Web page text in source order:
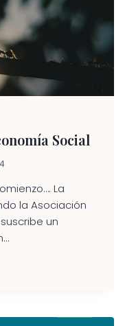
Social
La
la Asociación
un